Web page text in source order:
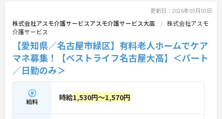
更新日：2026年03月03日
株式会社アスモ介護サービスアスモ介護サービス大高
株式会社アスモ
介護サービス
【愛知県／名古屋市緑区】有料老人ホームでケア
マネ募集！【ベストライフ名古屋大高】＜パート
／日勤のみ＞
給料 時給1,530円～1,570円